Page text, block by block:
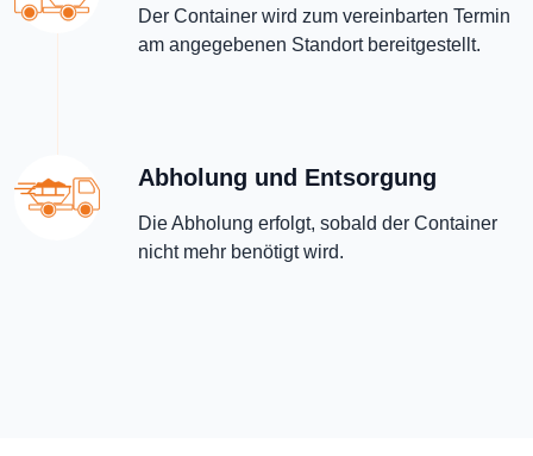
Der Container wird zum vereinbarten Termin
am angegebenen Standort bereitgestellt.
Abholung und Entsorgung
Die Abholung erfolgt, sobald der Container
nicht mehr benötigt wird.